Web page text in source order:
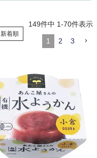
新着順
149件中 1-70件表示
1 2 3